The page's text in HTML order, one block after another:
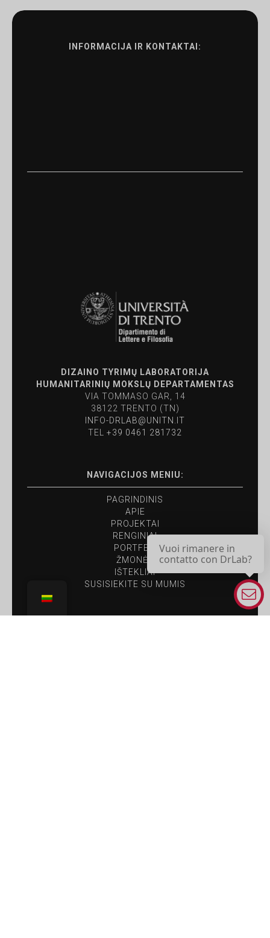
INFORMACIJA IR KONTAKTAI:
DIZAINO TYRIMŲ LABORATORIJA
HUMANITARINIŲ MOKSLŲ DEPARTAMENTAS
VIA TOMMASO GAR, 14
38122 TRENTO (TN)
INFO-DRLAB@UNITN.IT
TEL +39 0461 281732
NAVIGACIJOS MENIU:
PAGRINDINIS
APIE
PROJEKTAI
RENGINIAI
PORTFELĮ
ŽMONĖS
IŠTEKLIAI
SUSISIEKITE SU MUMIS
Vuoi rimanere in
contatto con DrLab?